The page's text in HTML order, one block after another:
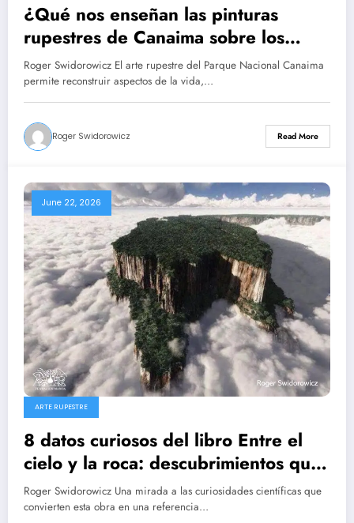
¿Qué nos enseñan las pinturas
rupestres de Canaima sobre los
primeros habitantes de Venezuela?
10 Roger Swidorowicz
Roger Swidorowicz El arte rupestre del Parque Nacional Canaima
permite reconstruir aspectos de la vida,…
Roger Swidorowicz Read More
June 22, 2026
ARTE RUPESTRE
8 datos curiosos del libro Entre el
cielo y la roca: descubrimientos que
revelan el pasado arqueológico de
Canaima – Roger Swidorowicz
Roger Swidorowicz Una mirada a las curiosidades científicas que
convierten esta obra en una referencia…